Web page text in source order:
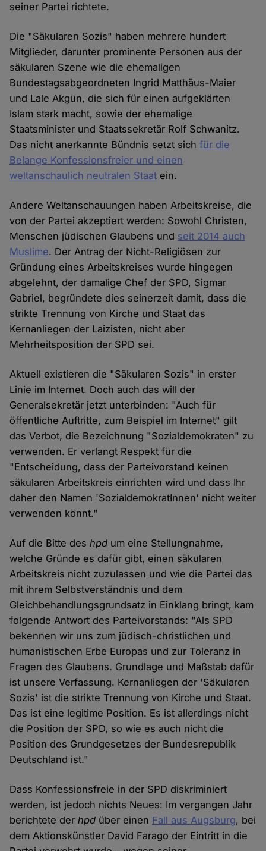
seiner Partei richtete.
Die "Säkularen Sozis" haben mehrere hundert
Mitglieder, darunter prominente Personen aus der
säkularen Szene wie die ehemaligen
Bundestagsabgeordneten Ingrid Matthäus-Maier
und Lale Akgün, die sich für einen aufgeklärten
Islam stark macht, sowie der ehemalige
Staatsminister und Staatssekretär Rolf Schwanitz.
Das nicht anerkannte Bündnis setzt sichfür die
Belange Konfessionsfreier und einen
weltanschaulich neutralen Staat ein.
Andere Weltanschauungen haben Arbeitskreise, die
von der Partei akzeptiert werden: Sowohl Christen,
Menschen jüdischen Glaubens und seit 2014 auch
Muslime. Der Antrag der Nicht-Religiösen zur
Gründung eines Arbeitskreises wurde hingegen
abgelehnt, der damalige Chef der SPD, Sigmar
Gabriel, begründete dies seinerzeit damit, dass die
strikte Trennung von Kirche und Staat das
Kernanliegen der Laizisten, nicht aber
Mehrheitsposition der SPD sei.
Aktuell existieren die "Säkularen Sozis" in erster
Linie im Internet. Doch auch das will der
Generalsekretär jetzt unterbinden: "Auch für
öffentliche Auftritte, zum Beispiel im Internet" gilt
das Verbot, die Bezeichnung "Sozialdemokraten" zu
verwenden. Er verlangt Respekt für die
"Entscheidung, dass der Parteivorstand keinen
säkularen Arbeitskreis einrichten wird und dass Ihr
daher den Namen 'SozialdemokratInnen' nicht weiter
verwenden könnt."
Auf die Bitte deshpd um eine Stellungnahme,
welche Gründe es dafür gibt, einen säkularen
Arbeitskreis nicht zuzulassen und wie die Partei das
mit ihrem Selbstverständnis und dem
Gleichbehandlungsgrundsatz in Einklang bringt, kam
folgende Antwort des Parteivorstands: "Als SPD
bekennen wir uns zum jüdisch-christlichen und
humanistischen Erbe Europas und zur Toleranz in
Fragen des Glaubens. Grundlage und Maßstab dafür
ist unsere Verfassung. Kernanliegen der 'Säkularen
Sozis' ist die strikte Trennung von Kirche und Staat.
Das ist eine legitime Position. Es ist allerdings nicht
die Position der SPD, so wie es auch nicht die
Position des Grundgesetzes der Bundesrepublik
Deutschland ist."
Dass Konfessionsfreie in der SPD diskriminiert
werden, ist jedoch nichts Neues: Im vergangen Jahr
berichtete derhpd über einen Fall aus Augsburg, bei
dem Aktionskünstler David Farago der Eintritt in die